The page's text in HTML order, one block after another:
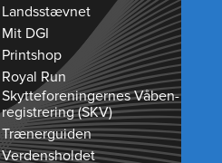
Landsstævnet
Mit DGI
Printshop
Royal Run
Skytte­foreningernes Våben­
registrering (SKV)
Trænerguiden
Verdensholdet